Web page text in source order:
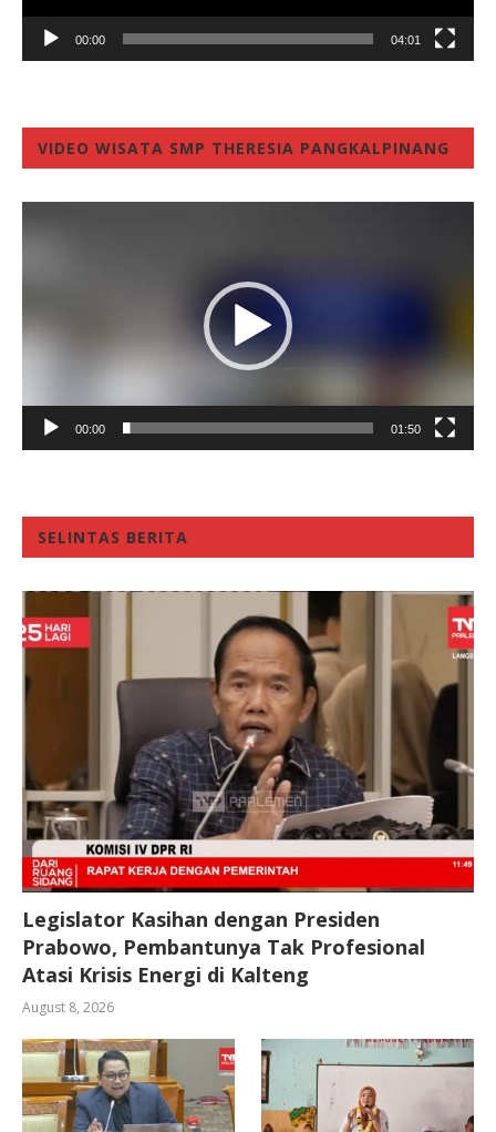
00:00 04:01
VIDEO WISATA SMP THERESIA PANGKALPINANG
00:00 01:50
SELINTAS BERITA
Legislator Kasihan dengan Presiden
Prabowo, Pembantunya Tak Profesional
Atasi Krisis Energi di Kalteng
August 8, 2026